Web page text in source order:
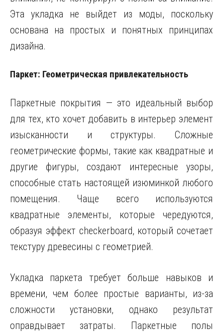
Эта укладка не выйдет из моды, поскольку
основана на простых и понятных принципах
дизайна.
Паркет: Геометрическая привлекательность
Паркетные покрытия — это идеальный выбор
для тех, кто хочет добавить в интерьер элемент
изысканности и структуры. Сложные
геометрические формы, такие как квадратные и
другие фигуры, создают интересные узоры,
способные стать настоящей изюминкой любого
помещения. Чаще всего используются
квадратные элементы, которые чередуются,
образуя эффект checkerboard, который сочетает
текстуру древесины с геометрией.
Укладка паркета требует больше навыков и
времени, чем более простые варианты, из-за
сложности установки, однако результат
оправдывает затраты. Паркетные полы